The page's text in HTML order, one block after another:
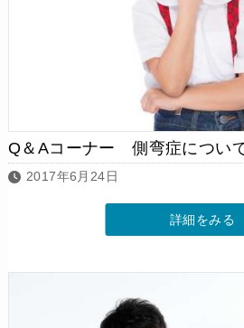
Q＆Aコーナー 側弯症につい
2017年6月24日
詳細をみる